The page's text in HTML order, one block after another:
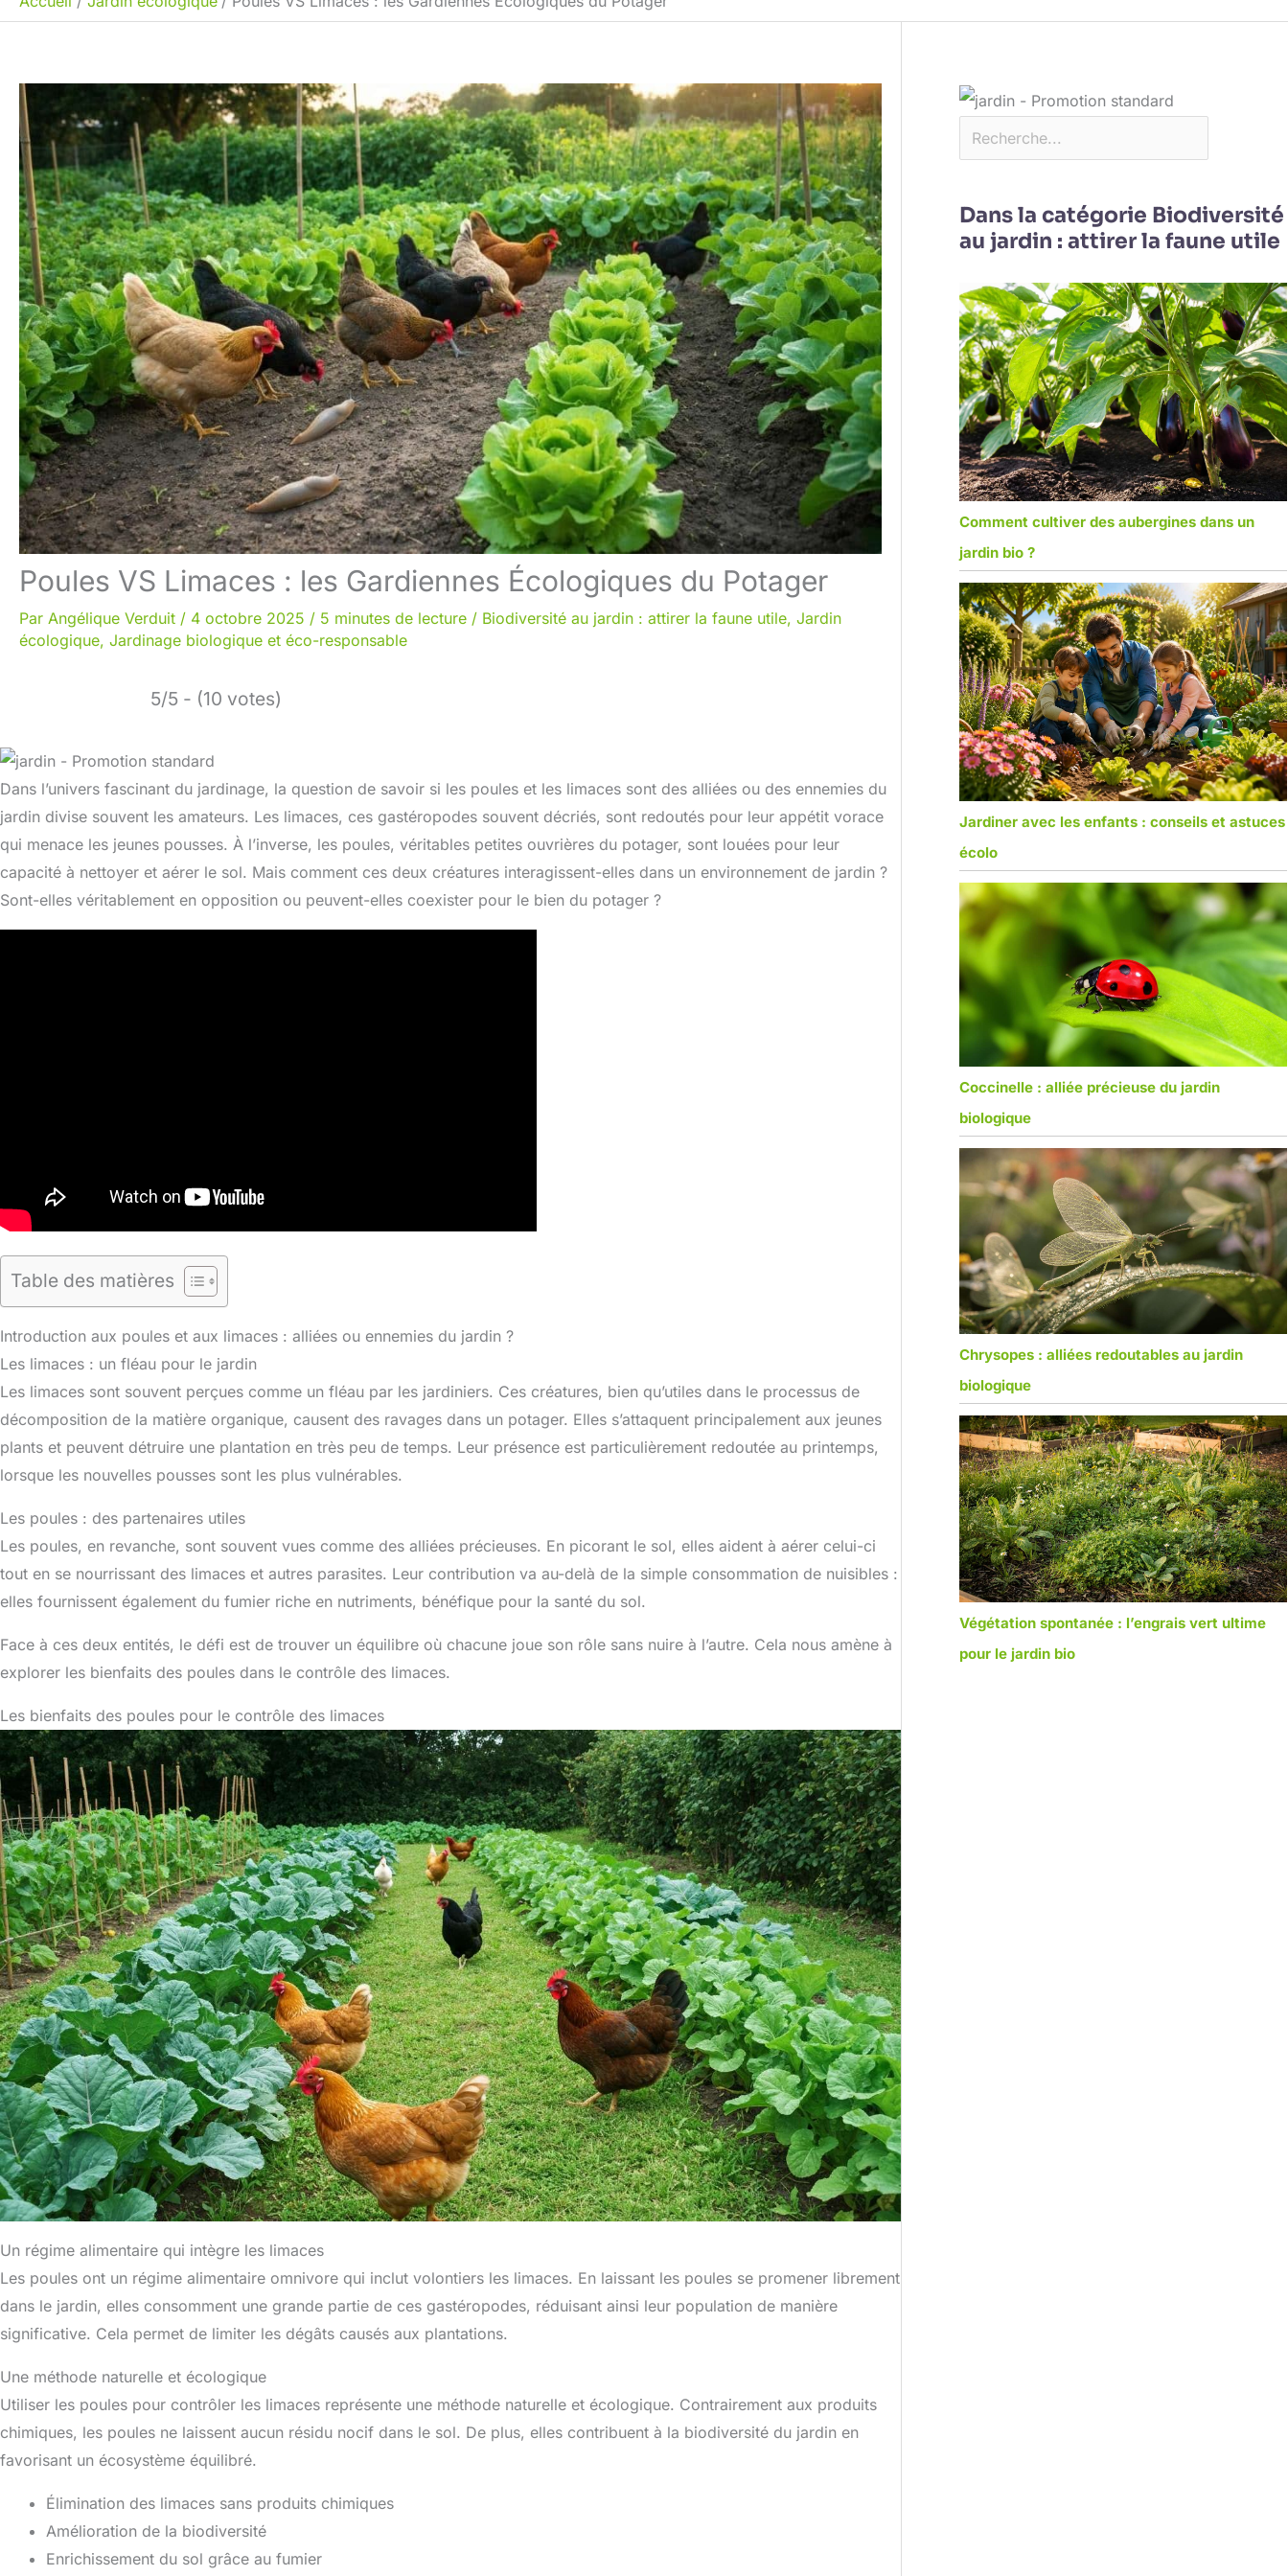
Poules VS Limaces : les Gardiennes Écologiques du Potager
Par Angélique Verduit / 4 octobre 2025 / 5 minutes de lecture / Biodiversité au jardin : attirer la faune utile, Jardin
écologique, Jardinage biologique et éco-responsable
5/5 - (10 votes)
Dans l’univers fascinant du jardinage, la question de savoir si les poules et les limaces sont des alliées ou des ennemies du
jardin divise souvent les amateurs. Les limaces, ces gastéropodes souvent décriés, sont redoutés pour leur appétit vorace
qui menace les jeunes pousses. À l’inverse, les poules, véritables petites ouvrières du potager, sont louées pour leur
capacité à nettoyer et aérer le sol. Mais comment ces deux créatures interagissent-elles dans un environnement de jardin ?
Sont-elles véritablement en opposition ou peuvent-elles coexister pour le bien du potager ?
Table des matières
Introduction aux poules et aux limaces : alliées ou ennemies du jardin ?
Les limaces : un fléau pour le jardin
Les limaces sont souvent perçues comme un fléau par les jardiniers. Ces créatures, bien qu’utiles dans le processus de
décomposition de la matière organique, causent des ravages dans un potager. Elles s’attaquent principalement aux jeunes
plants et peuvent détruire une plantation en très peu de temps. Leur présence est particulièrement redoutée au printemps,
lorsque les nouvelles pousses sont les plus vulnérables.
Les poules : des partenaires utiles
Les poules, en revanche, sont souvent vues comme des alliées précieuses. En picorant le sol, elles aident à aérer celui-ci
tout en se nourrissant des limaces et autres parasites. Leur contribution va au-delà de la simple consommation de nuisibles :
elles fournissent également du fumier riche en nutriments, bénéfique pour la santé du sol.
Face à ces deux entités, le défi est de trouver un équilibre où chacune joue son rôle sans nuire à l’autre. Cela nous amène à
explorer les bienfaits des poules dans le contrôle des limaces.
Les bienfaits des poules pour le contrôle des limaces
Un régime alimentaire qui intègre les limaces
Les poules ont un régime alimentaire omnivore qui inclut volontiers les limaces. En laissant les poules se promener librement
dans le jardin, elles consomment une grande partie de ces gastéropodes, réduisant ainsi leur population de manière
significative. Cela permet de limiter les dégâts causés aux plantations.
Une méthode naturelle et écologique
Utiliser les poules pour contrôler les limaces représente une méthode naturelle et écologique. Contrairement aux produits
chimiques, les poules ne laissent aucun résidu nocif dans le sol. De plus, elles contribuent à la biodiversité du jardin en
favorisant un écosystème équilibré.
Élimination des limaces sans produits chimiques
Amélioration de la biodiversité
Enrichissement du sol grâce au fumier
Dans la catégorie Biodiversité
au jardin : attirer la faune utile
Comment cultiver des aubergines dans un
jardin bio ?
Jardiner avec les enfants : conseils et astuces
écolo
Coccinelle : alliée précieuse du jardin
biologique
Chrysopes : alliées redoutables au jardin
biologique
Végétation spontanée : l’engrais vert ultime
pour le jardin bio